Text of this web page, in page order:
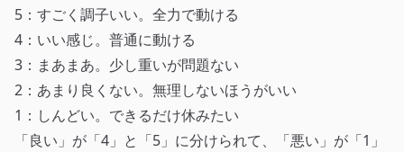
5：すごく調子いい。全力で動ける
4：いい感じ。普通に動ける
3：まあまあ。少し重いが問題ない
2：あまり良くない。無理しないほうがいい
1：しんどい。できるだけ休みたい
「良い」が「4」と「5」に分けられて、「悪い」が「1」